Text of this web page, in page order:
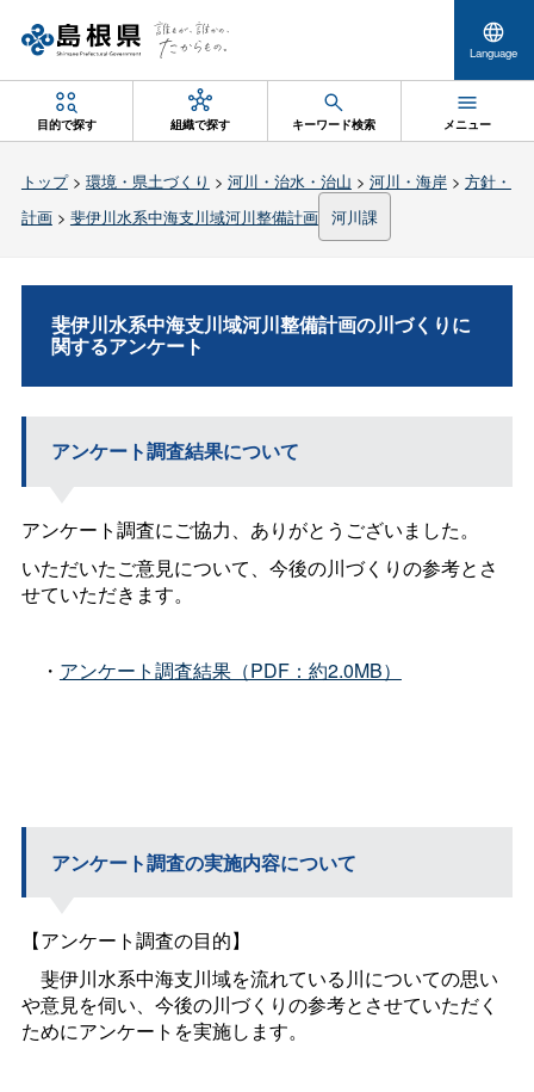
Language
目的で探す 組織で探す キーワード検索 メニュー
トップ> 環境・県土づくり > 河川・治水・治山 > 河川・海岸> 方針・
計画> 斐伊川水系中海支川域河川整備計画 河川課
斐伊川水系中海支川域河川整備計画の川づくりに
関するアンケート
アンケート調査結果について
アンケート調査にご協力、ありがとうございました。
いただいたご意見について、今後の川づくりの参考とさ
せていただきます。
・ アンケート調査結果（PDF：約2.0MB）
アンケート調査の実施内容について
【アンケート調査の目的】
斐伊川水系中海支川域を流れている川についての思い
や意見を伺い、今後の川づくりの参考とさせていただく
ためにアンケートを実施します。